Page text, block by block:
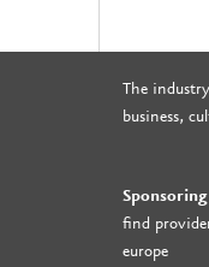
The
business,
find
europe